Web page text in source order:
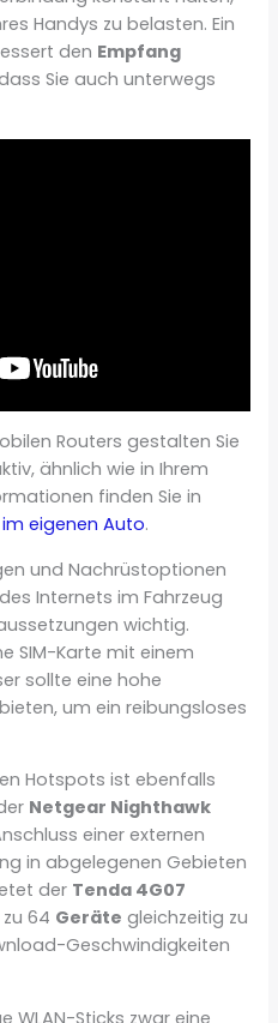
Handys zu belasten. Ein
den Empfang
Sie auch unterwegs
Routers gestalten Sie
ähnlich wie in Ihrem
finden Sie in
im eigenen Auto.
und Nachrüstoptionen
Internets im Fahrzeug
wichtig.
SIM-Karte mit einem
sollte eine hohe
bieten, um ein reibungsloses
Hotspots ist ebenfalls
Netgear Nighthawk
einer externen
in abgelegenen Gebieten
der Tenda 4G07
64 Geräte gleichzeitig zu
Geschwindigkeiten
WLAN-Sticks zwar eine